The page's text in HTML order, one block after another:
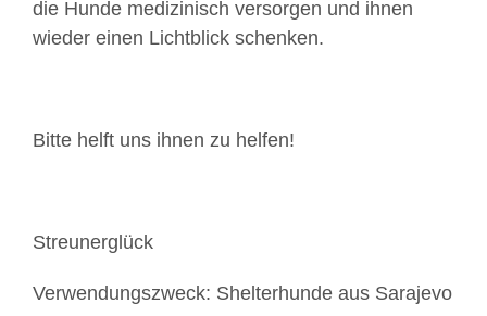
die Hunde medizinisch versorgen und ihnen
wieder einen Lichtblick schenken.
Bitte helft uns ihnen zu helfen!
Streunerglück
Verwendungszweck: Shelterhunde aus Sarajevo